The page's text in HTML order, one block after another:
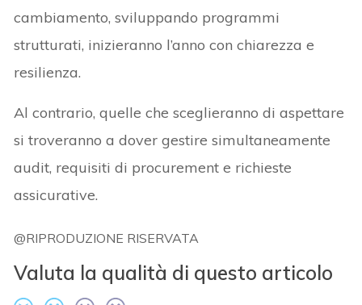
cambiamento, sviluppando programmi
strutturati, inizieranno l’anno con chiarezza e
resilienza.
Al contrario, quelle che sceglieranno di aspettare
si troveranno a dover gestire simultaneamente
audit, requisiti di procurement e richieste
assicurative.
@RIPRODUZIONE RISERVATA
Valuta la qualità di questo articolo